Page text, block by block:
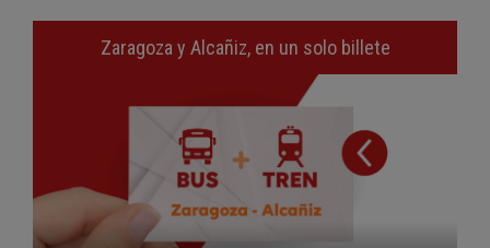
Zaragoza y Alcañiz, en un solo billete